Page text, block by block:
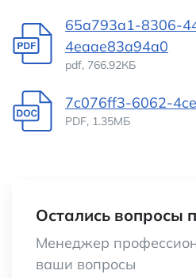
65a793a1-8306-
4eaae83a94a0
pdf, 766.92КБ
7c076ff3-6062-
PDF, 1.35МБ
Остались вопросы
Менеджер
ваши вопросы